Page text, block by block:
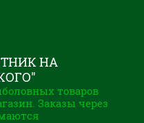
НА
товаров
Заказы через